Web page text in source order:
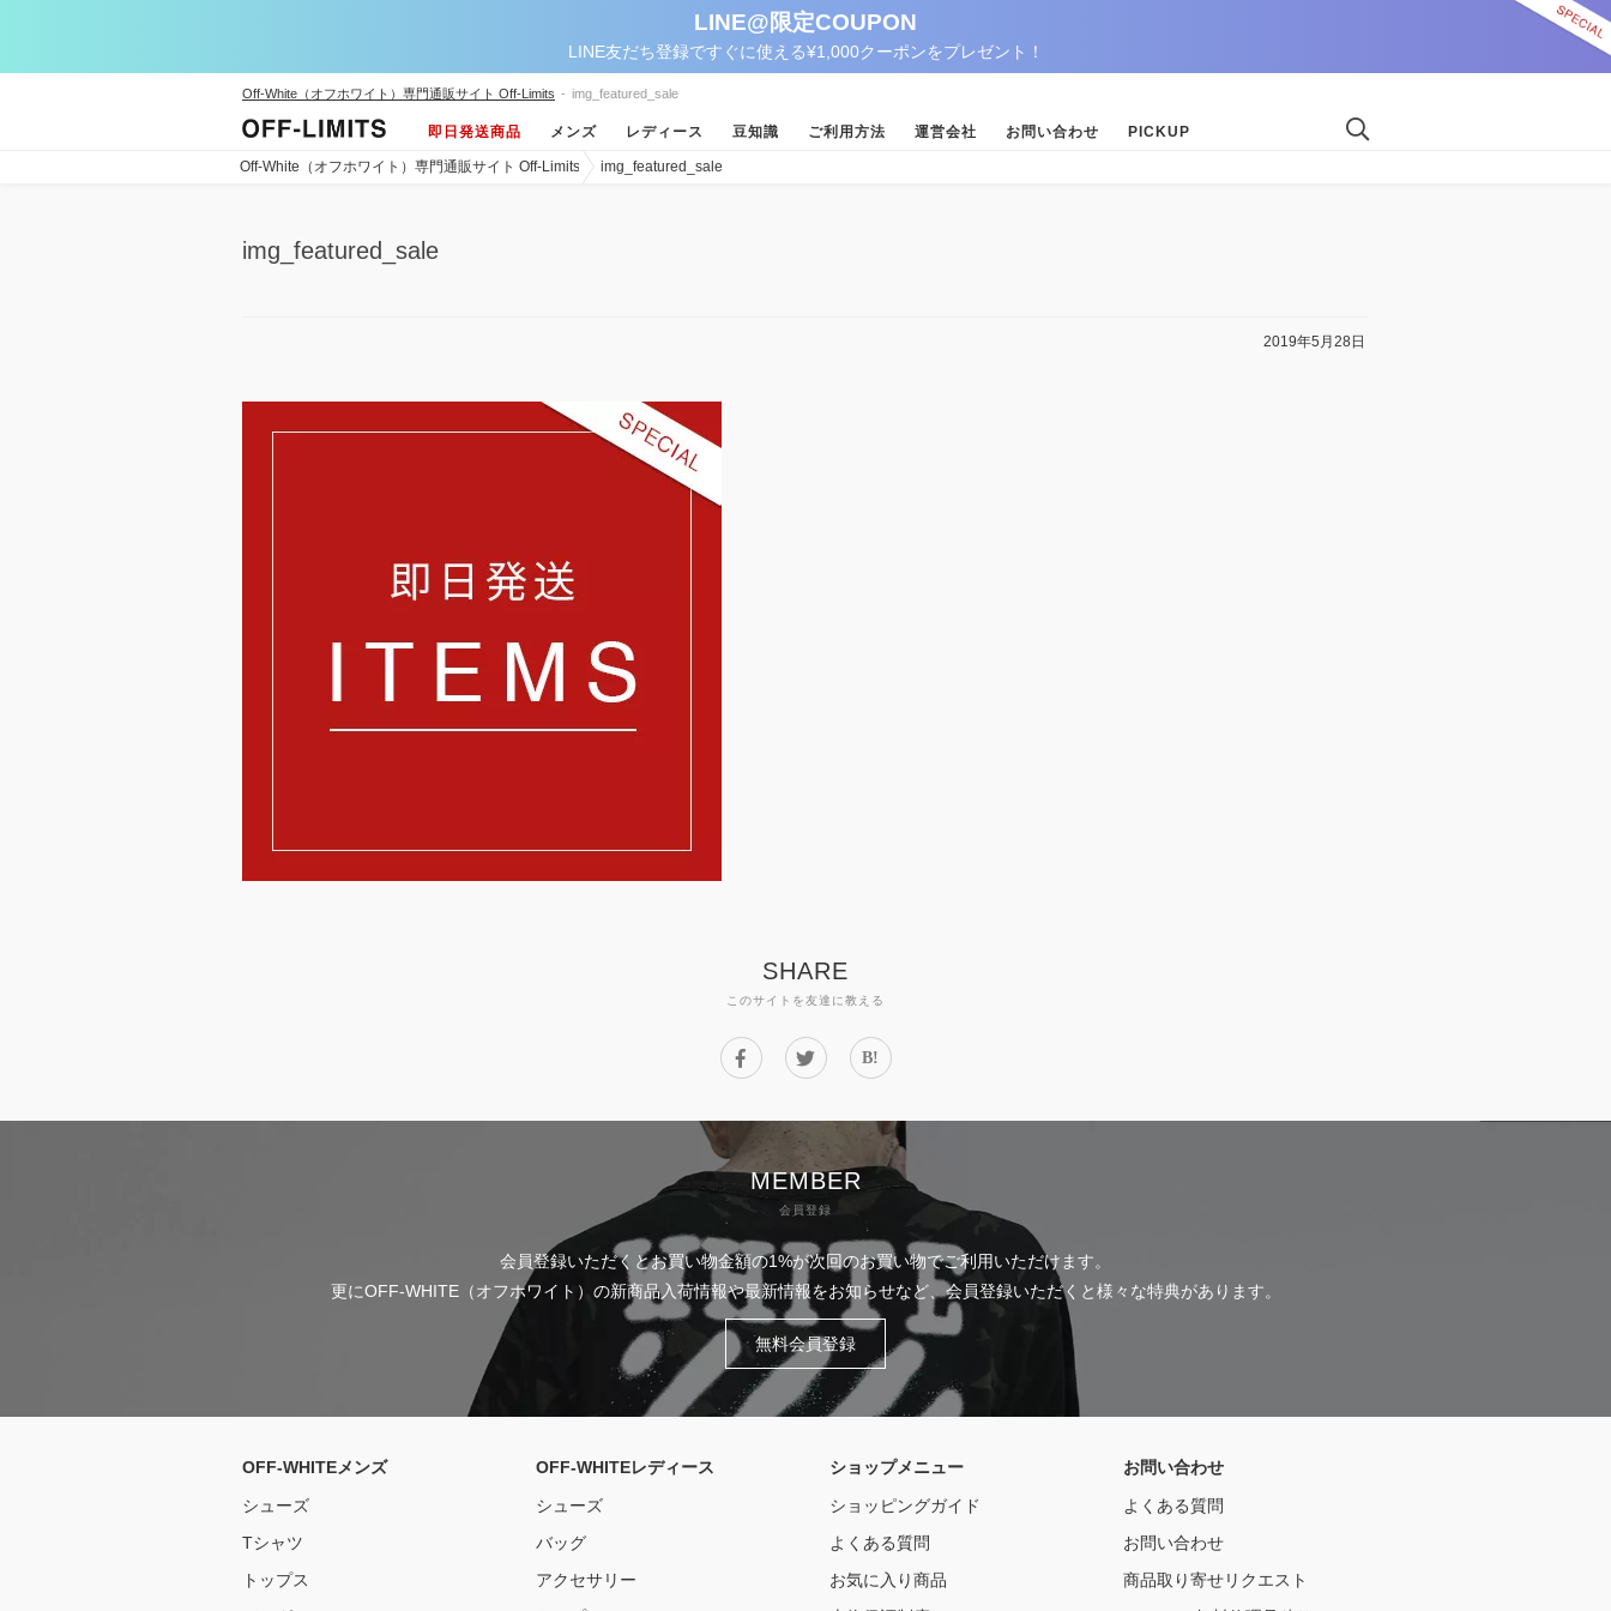
LINE@限定COUPON
LINE友だち登録ですぐに使える¥1,000クーポンをプレゼント！
Off-White（オフホワイト）専門通販サイト Off-Limits - img_featured_sale
即日発送商品 メンズ レディース 豆知識 ご利用方法 運営会社 お問い合わせ PICKUP
Off-White（オフホワイト）専門通販サイト Off-Limits img_featured_sale
img_featured_sale
2019年5月28日
SHARE
このサイトを友達に教える
B!
MEMBER
会員登録
会員登録いただくとお買い物金額の1%が次回のお買い物でご利用いただけます。
更にOFF-WHITE（オフホワイト）の新商品入荷情報や最新情報をお知らせなど、会員登録いただくと様々な特典があります。
無料会員登録
OFF-WHITEメンズ
シューズ
Tシャツ
トップス
OFF-WHITEレディース
シューズ
バッグ
アクセサリー
ショップメニュー
ショッピングガイド
よくある質問
お気に入り商品
お問い合わせ
よくある質問
お問い合わせ
商品取り寄せリクエスト